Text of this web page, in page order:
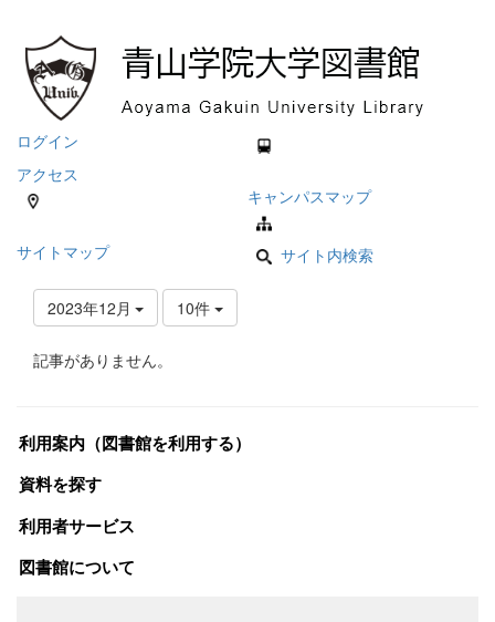
ログイン
アクセス
キャンパスマップ
サイトマップ サイト内検索
2023年12月 10件
記事がありません。
利用案内（図書館を利用する）
資料を探す
利用者サービス
図書館について